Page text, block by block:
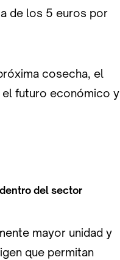
de los 5 euros por
cosecha, el
futuro económico y
del sector
mayor unidad y
que permitan